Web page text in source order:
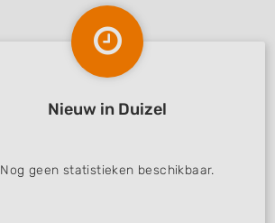
Nieuw in Duizel
Nog geen statistieken beschikbaar.